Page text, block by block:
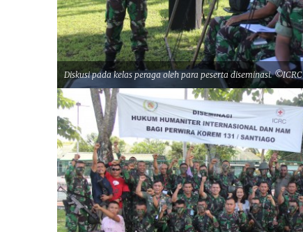
Diskusi pada kelas peraga oleh para peserta diseminasi. ©ICRC